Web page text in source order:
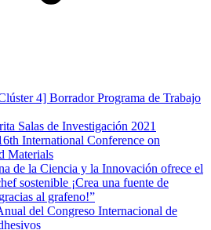
4] Borrador Programa de Trabajo
Salas de Investigación 2021
International Conference on
Materials
de la Ciencia y la Innovación ofrece el
sostenible ¡Crea una fuente de
al grafeno!”
del Congreso Internacional de